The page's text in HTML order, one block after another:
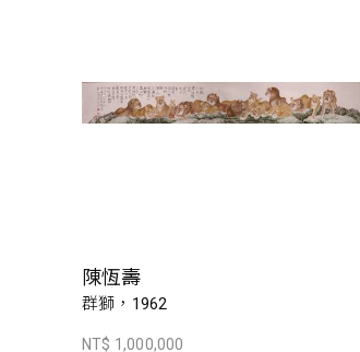
陳恆壽
群獅，1962
NT$ 1,000,000